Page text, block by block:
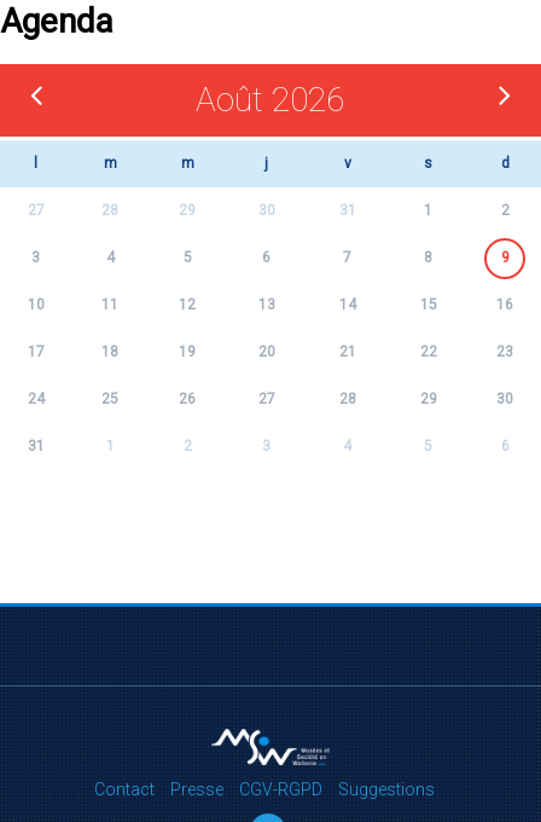
Agenda
Août 2026
m m j v s d
27 28 29 30 31 1 2
3 4 5 6 7 8 9
10 11 12 13 14 15 16
17 18 19 20 21 22 23
24 25 26 27 28 29 30
31 1 2 3 4 5 6
Contact Presse CGV-RGPD Suggestions